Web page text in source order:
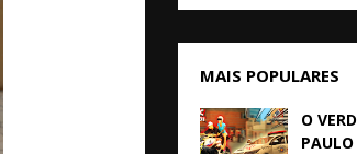
MAIS POPULARES
O